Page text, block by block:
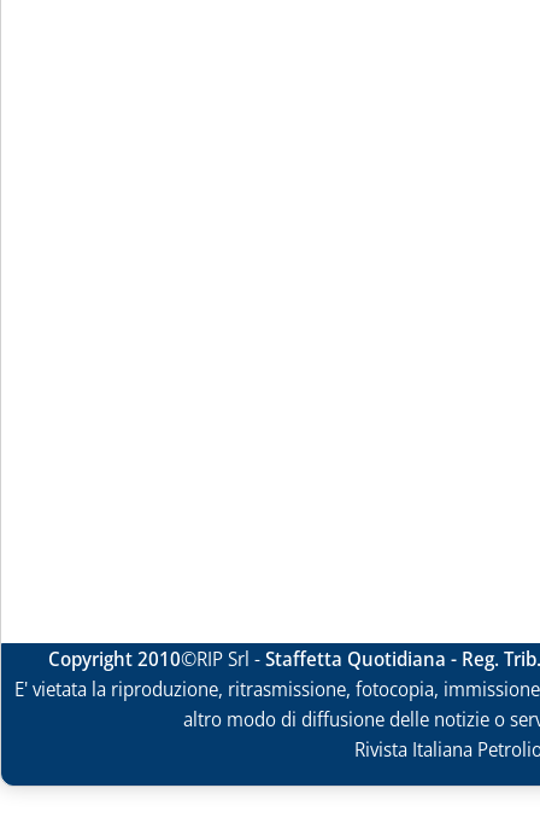
Copyright 2010©RIP Srl -Staffetta Quotidiana - Reg.
E' vietata la riproduzione, ritrasmissione, fotocopia,
altro modo di diffusione delle notizie o
Rivista Italiana